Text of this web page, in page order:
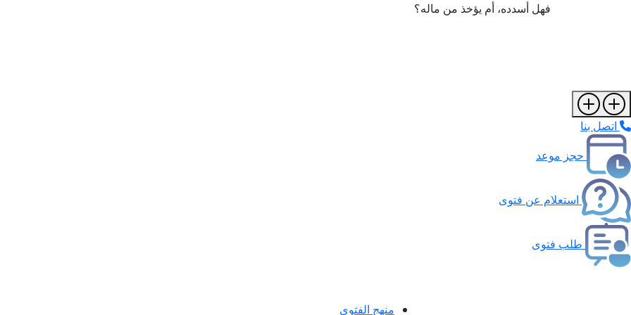
فهل أسدده، أم يؤخذ من ماله؟
اتصل بنا
حجز موعد
استعلام عن فتوى
طلب فتوى
منهج الفتوى